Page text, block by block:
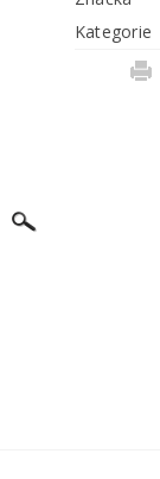
Kategorie